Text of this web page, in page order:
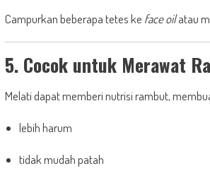
Campurkan beberapa tetes ke face oilatau
5. Cocok untuk Merawat
Melati dapat memberi nutrisi rambut,
lebih harum
tidak mudah patah